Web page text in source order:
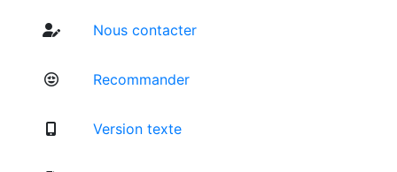
Nous contacter
Recommander
Version texte